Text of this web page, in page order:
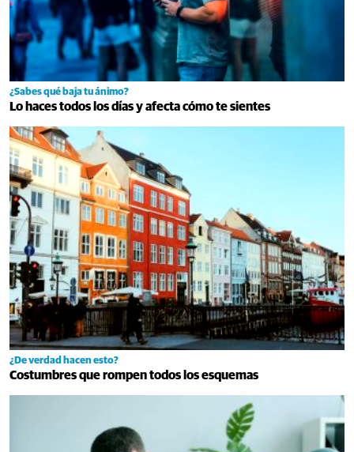
¿Sabes qué baja tu ánimo?
Lo haces todos los días y afecta cómo te sientes
¿De verdad hacen esto?
Costumbres que rompen todos los esquemas